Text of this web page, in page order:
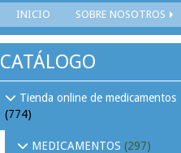
INICIO SOBRE NOSOTROS
CATÁLOGO
Tienda online de medicamentos
(774)
MEDICAMENTOS (297)